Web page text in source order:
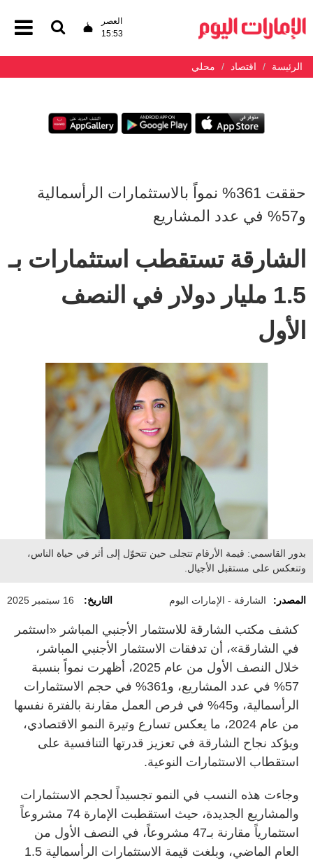
العصر
15:53
الرئيسة اقتصاد محلي
حققت 361% نمواً بالاستثمارات الرأسمالية
و57% في عدد المشاريع
الشارقة تستقطب استثمارات بـ
1.5 مليار دولار في النصف
الأول
بدور القاسمي: قيمة الأرقام تتجلى حين تتحوّل إلى أثر في حياة الناس،
وتنعكس على مستقبل الأجيال.
المصدر: الشارقة - الإمارات اليوم التاريخ: 16 سبتمبر 2025
كشف مكتب الشارقة للاستثمار الأجنبي المباشر «استثمر
في الشارقة»، أن تدفقات الاستثمار الأجنبي المباشر،
خلال النصف الأول من عام 2025، أظهرت نمواً بنسبة
57% في عدد المشاريع، و361% في حجم الاستثمارات
الرأسمالية، و45% في فرص العمل مقارنة بالفترة نفسها
من عام 2024، ما يعكس تسارع وتيرة النمو الاقتصادي،
ويؤكد نجاح الشارقة في تعزيز قدرتها التنافسية على
استقطاب الاستثمارات النوعية.
وجاءت هذه النسب في النمو تجسيداً لحجم الاستثمارات
والمشاريع الجديدة، حيث استقطبت الإمارة 74 مشروعاً
استثمارياً مقارنة بـ47 مشروعاً، في النصف الأول من
العام الماضي، وبلغت قيمة الاستثمارات الرأسمالية 1.5